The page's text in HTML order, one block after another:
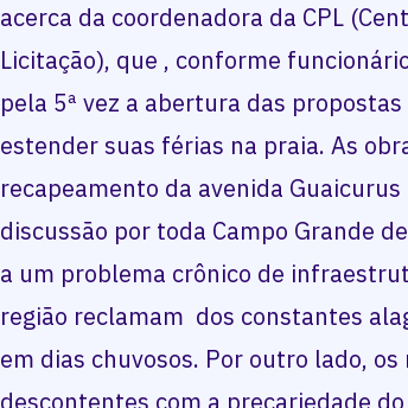
acerca da coordenadora da CPL
Licitação), que , conforme
pela 5ª vez a abertura das
estender suas férias na praia. As
recapeamento da avenida
discussão por toda Campo Grande
a um problema crônico de
região reclamam dos constantes
em dias chuvosos. Por outro lado,